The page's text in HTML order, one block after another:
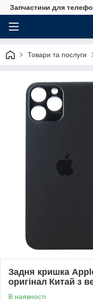
Запчастини для
Товари та послуги
Задня кришка
оригінал Китай з
В наявності